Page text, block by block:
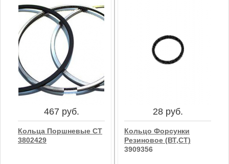
467 руб.
Кольца Поршневые CT
3802429
28 руб.
Кольцо Форсунки
Резиновое (ВТ,СТ)
3909356